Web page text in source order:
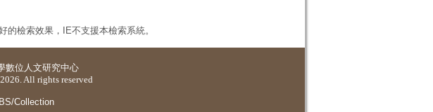
檢索效果，IE不支援本檢索系統。
數位人文研究中心
All rights reserved
Collection